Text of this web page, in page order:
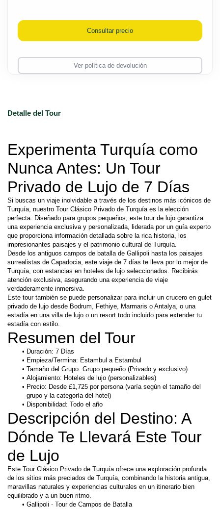
Detalle del Tour
Experimenta Turquía como
Nunca Antes: Un Tour
Privado de Lujo de 7 Días
Si buscas un viaje inolvidable a través de los destinos más icónicos de
Turquía, nuestro Tour Clásico Privado de Turquía es la elección
perfecta. Diseñado para grupos pequeños, este tour de lujo garantiza
una experiencia exclusiva y personalizada, liderada por un guía experto
que proporciona información detallada sobre la rica historia, los
impresionantes paisajes y el patrimonio cultural de Turquía.
Desde los antiguos campos de batalla de Gallipoli hasta los paisajes
surrealistas de Capadocia, este viaje de 7 días te lleva por lo mejor de
Turquía, con estancias en hoteles de lujo seleccionados. Recibirás
atención exclusiva, asegurando una experiencia de viaje
verdaderamente inmersiva.
Este tour también se puede personalizar para incluir un crucero en gulet
privado de lujo desde Bodrum, Fethiye, Marmaris o Antalya, o una
estadía en una villa de lujo o un resort todo incluido para extender tu
estadía con estilo.
Resumen del Tour
Duración: 7 Días
Empieza/Termina: Estambul a Estambul
Tamaño del Grupo: Grupo pequeño (Privado y exclusivo)
Alojamiento: Hoteles de lujo (personalizables)
Precio: Desde £1,725 por persona (varía según el tamaño del
grupo y la categoría del hotel)
Disponibilidad: Todo el año
Descripción del Destino: A
Dónde Te Llevará Este Tour
de Lujo
Este Tour Clásico Privado de Turquía ofrece una exploración profunda
de los sitios más preciados de Turquía, combinando la historia antigua,
maravillas naturales y experiencias culturales en un itinerario bien
equilibrado y a un buen ritmo.
Gallipoli - Tour de Campos de Batalla
Consultar precio
Ver política de devolución